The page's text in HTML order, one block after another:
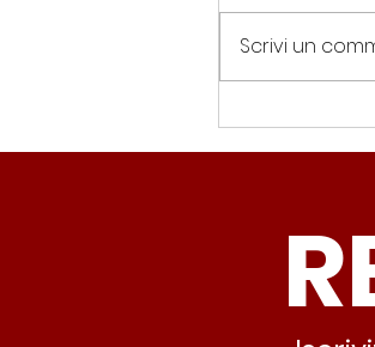
Spin Time,
solo
nessuno
Scrivi un